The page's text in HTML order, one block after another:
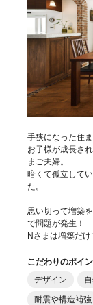
手狭になった住
お子様が成長さ
まご夫婦。
暗くて孤立して
た。
思い切って増築
で問題が発生！
Nさまは増築だ
こだわりのポイ
デザイン
耐震や構造補強